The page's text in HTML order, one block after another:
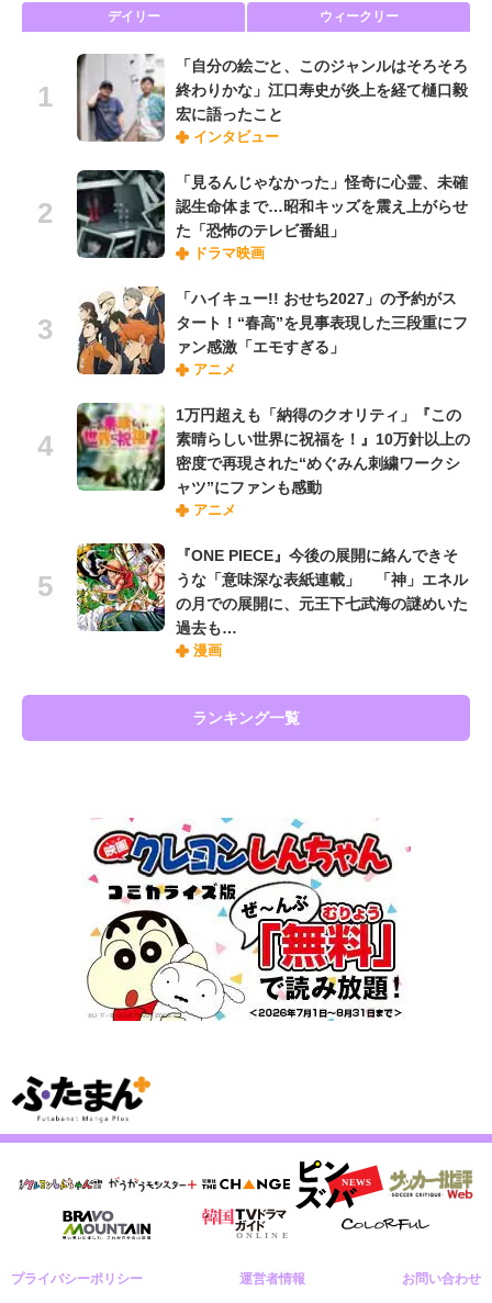
デイリー ウィークリー
「自分の絵ごと、このジャンルはそろそろ
終わりかな」江口寿史が炎上を経て樋口毅
宏に語ったこと
インタビュー
「見るんじゃなかった」怪奇に心霊、未確
認生命体まで…昭和キッズを震え上がらせ
た「恐怖のテレビ番組」
ドラマ映画
「ハイキュー!! おせち2027」の予約がス
タート！“春高”を見事表現した三段重にフ
ァン感激「エモすぎる」
アニメ
1万円超えも「納得のクオリティ」『この
素晴らしい世界に祝福を！』10万針以上の
密度で再現された“めぐみん刺繍ワークシ
ャツ”にファンも感動
アニメ
『ONE PIECE』今後の展開に絡んできそ
うな「意味深な表紙連載」 「神」エネル
の月での展開に、元王下七武海の謎めいた
過去も…
漫画
ランキング一覧
プライバシーポリシー 運営者情報 お問い合わせ